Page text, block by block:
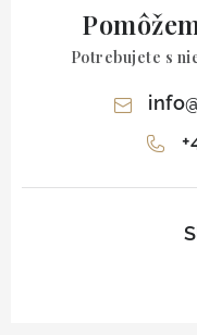
Potrebujete s
info